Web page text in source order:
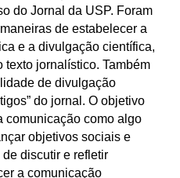
do Jornal da USP. Foram
de estabelecer a
e a divulgação científica,
texto jornalístico. Também
de divulgação
do jornal. O objetivo
comunicação como algo
objetivos sociais e
discutir e refletir
a comunicação